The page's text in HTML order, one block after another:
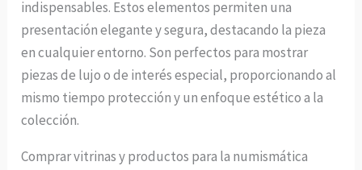
indispensables. Estos elementos permiten una
presentación elegante y segura, destacando la pieza
en cualquier entorno. Son perfectos para mostrar
piezas de lujo o de interés especial, proporcionando al
mismo tiempo protección y un enfoque estético a la
colección.
Comprar vitrinas y productos para la numismática